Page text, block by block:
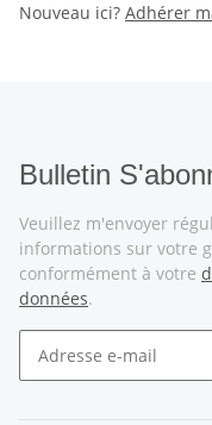
Nouveau ici? Adhérer
Bulletin
Veuillez m'envoyer
informations sur votre
conformément à votre
données.